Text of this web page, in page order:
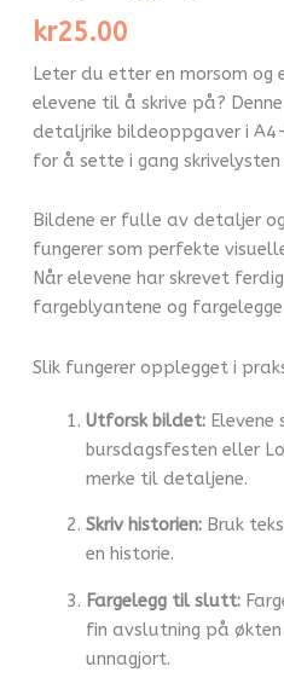
kr25.00
Leter du etter en morsom og
elevene til å skrive på?
detaljrike bildeoppgaver i
for å sette i gang
Bildene er fulle av detaljer
fungerer som perfekte
Når elevene har skrevet
fargeblyantene og fargelegge
Slik fungerer opplegget i
Utforsk bildet: Elevene
bursdagsfesten eller
merke til detaljene.
Skriv historien: Bruk
en historie.
Fargelegg til slutt:
fin avslutning på økten
unnagjort.